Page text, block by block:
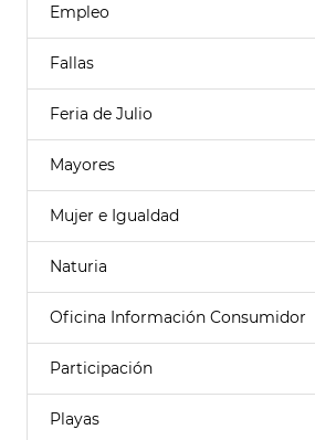
Empleo
Fallas
Feria de Julio
Mayores
Mujer e Igualdad
Naturia
Oficina Información Consumidor
Participación
Playas